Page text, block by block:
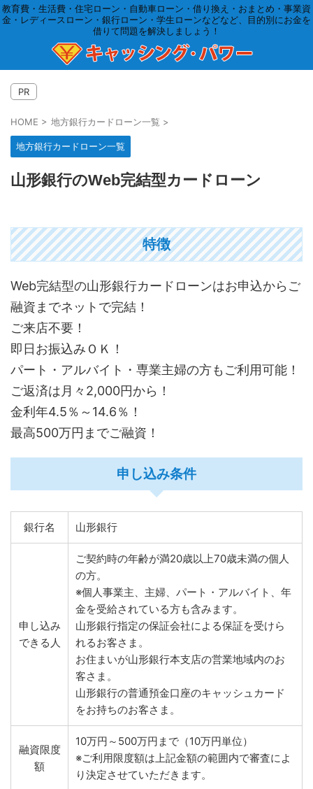
教育費・生活費・住宅ローン・自動車ローン・借り換え・おまとめ・事業資
金・レディースローン・銀行ローン・学生ローンなどなど、目的別にお金を
借りて問題を解決しましょう！
PR
HOME > 地方銀行カードローン一覧 >
地方銀行カードローン一覧
山形銀行のWeb完結型カードローン
特徴
Web完結型の山形銀行カードローンはお申込からご
融資までネットで完結！
ご来店不要！
即日お振込みＯＫ！
パート・アルバイト・専業主婦の方もご利用可能！
ご返済は月々2,000円から！
金利年4.5％～14.6％！
最高500万円までご融資！
申し込み条件
銀行名 山形銀行
申し込み
できる人
ご契約時の年齢が満20歳以上70歳未満の個人
の方。
※個人事業主、主婦、パート・アルバイト、年
金を受給されている方も含みます。
山形銀行指定の保証会社による保証を受けら
れるお客さま。
お住まいが山形銀行本支店の営業地域内のお
客さま。
山形銀行の普通預金口座のキャッシュカード
をお持ちのお客さま。
融資限度
額
10万円～500万円まで（10万円単位）
※ご利用限度額は上記金額の範囲内で審査によ
り決定させていただきます。